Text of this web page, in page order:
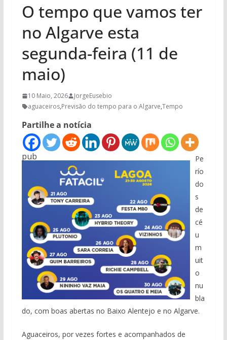
O tempo que vamos ter
no Algarve esta
segunda-feira (11 de
maio)
10 Maio, 2026
JorgeEusebio
aguaceiros,Previsão do tempo para o Algarve,Tempo
Partilhe a notícia
pub
Pe
río
do
s
de
cé
u
m
uit
o
nu
bla
do, com boas abertas no Baixo Alentejo e no Algarve.
Aguaceiros, por vezes fortes e acompanhados de